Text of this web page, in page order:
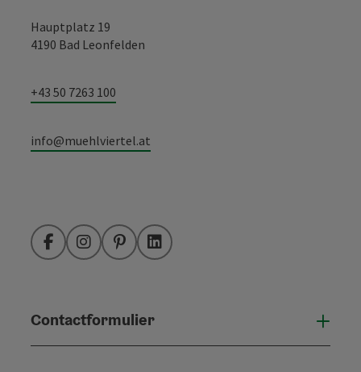
Hauptplatz 19
4190 Bad Leonfelden
+43 50 7263 100
info@muehlviertel.at
FacebookInstagramPinterestLinkedIn
Contactformulier